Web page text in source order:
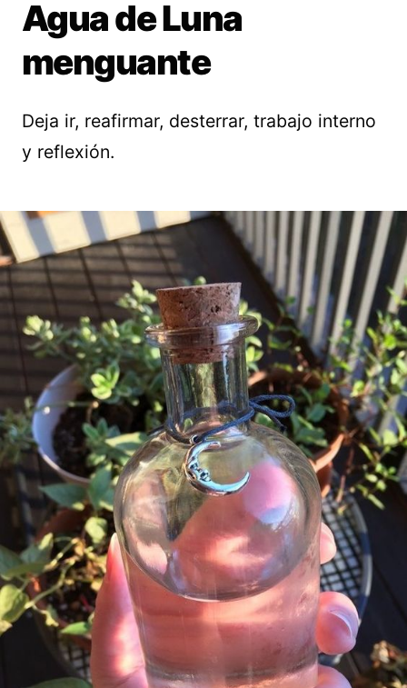
Agua de Luna
menguante
Deja ir, reafirmar, desterrar, trabajo interno
y reflexión.